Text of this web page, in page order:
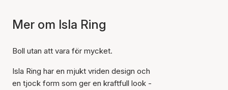
Mer om Isla Ring
Boll utan att vara för mycket.
Isla Ring har en mjukt vriden design och
en tjock form som ger en kraftfull look -